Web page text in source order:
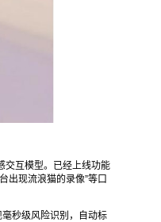
交互模型。已经上线功能
出现流浪猫的录像”等口
秒级风险识别，自动标